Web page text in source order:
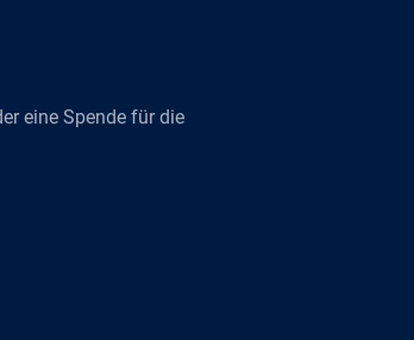
eine Spende für die